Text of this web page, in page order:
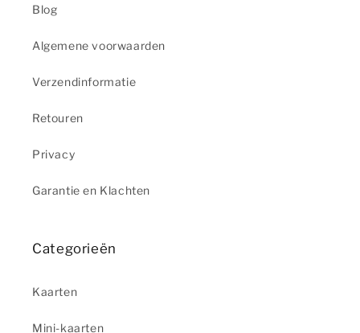
Blog
Algemene voorwaarden
Verzendinformatie
Retouren
Privacy
Garantie en Klachten
Categorieën
Kaarten
Mini-kaarten